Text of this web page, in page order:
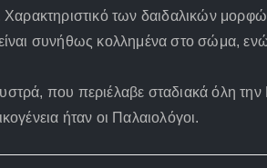
των δαιδαλικών
συνήθως κολλημένα στο σώμα,
που περιέλαβε σταδιακά όλη
ήταν οι Παλαιολόγοι.